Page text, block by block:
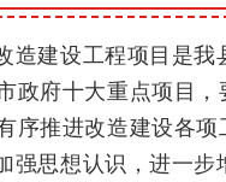
造建设工程项目是
政府十大重点项目
推进改造建设各项
强思想认识，进一